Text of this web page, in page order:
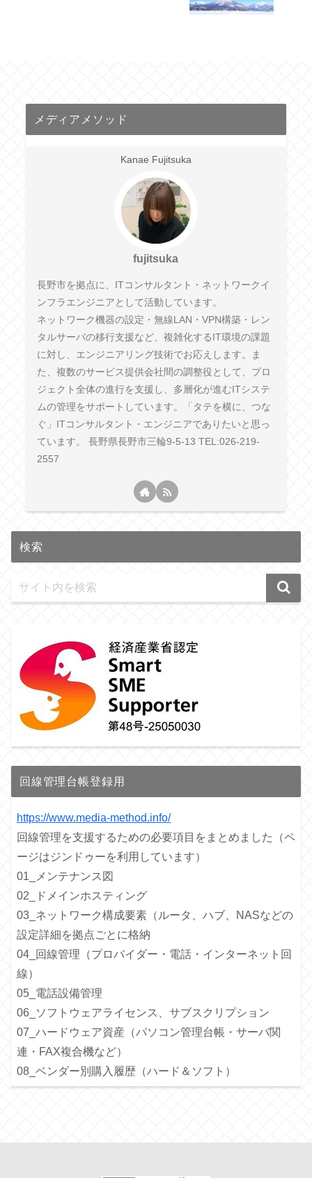
メディアメソッド
Kanae Fujitsuka
fujitsuka
長野市を拠点に、ITコンサルタント・ネットワークイ
ンフラエンジニアとして活動しています。
ネットワーク機器の設定・無線LAN・VPN構築・レン
タルサーバの移行支援など、複雑化するIT環境の課題
に対し、エンジニアリング技術でお応えします。ま
た、複数のサービス提供会社間の調整役として、プロ
ジェクト全体の進行を支援し、多層化が進むITシステ
ムの管理をサポートしています。「タテを横に、つな
ぐ」ITコンサルタント・エンジニアでありたいと思っ
ています。 長野県長野市三輪9-5-13 TEL:026-219-
2557
検索
回線管理台帳登録用
https://www.media-method.info/
回線管理を支援するための必要項目をまとめました（ペ
ージはジンドゥーを利用しています）
01_メンテナンス図
02_ドメインホスティング
03_ネットワーク構成要素（ルータ、ハブ、NASなどの
設定詳細を拠点ごとに格納
04_回線管理（プロバイダー・電話・インターネット回
線）
05_電話設備管理
06_ソフトウェアライセンス、サブスクリプション
07_ハードウェア資産（パソコン管理台帳・サーバ関
連・FAX複合機など）
08_ベンダー別購入履歴（ハード＆ソフト）